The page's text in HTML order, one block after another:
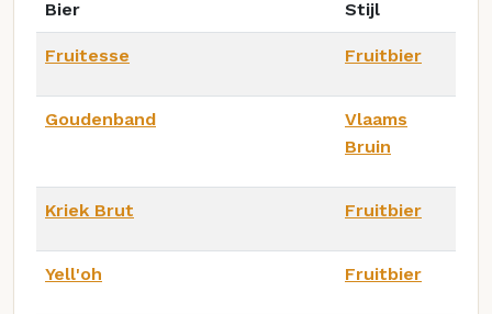
Bier Stijl
Fruitesse Fruitbier
Goudenband
Vlaams
Bruin
Kriek Brut Fruitbier
Yell'oh Fruitbier